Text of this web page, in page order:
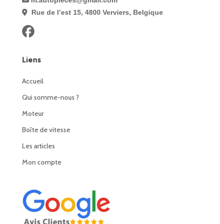
Rue de l’est 15, 4800 Verviers, Belgique
Liens
Accueil
Qui somme-nous ?
Moteur
Boîte de vitesse
Les articles
Mon compte